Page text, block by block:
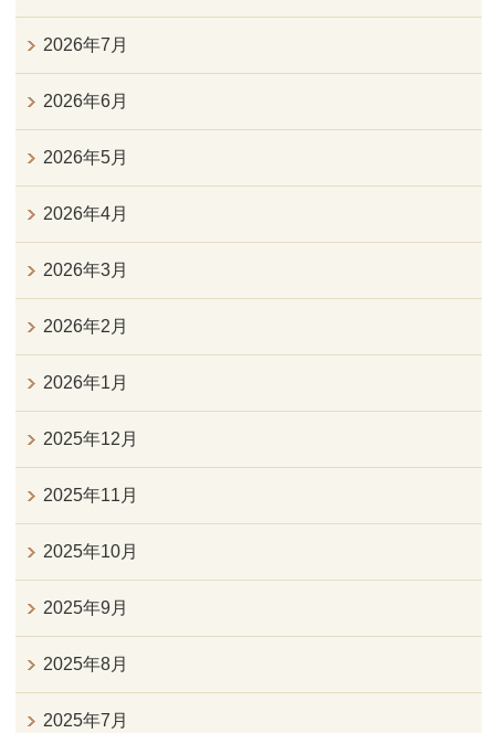
2026年7月
2026年6月
2026年5月
2026年4月
2026年3月
2026年2月
2026年1月
2025年12月
2025年11月
2025年10月
2025年9月
2025年8月
2025年7月